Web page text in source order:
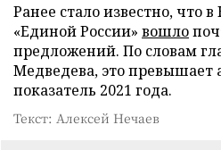
Ранее стало известно, что
«Единой России» вошло
предложений. По словам
Медведева, это превышает
показатель 2021 года.
Текст: Алексей Нечаев